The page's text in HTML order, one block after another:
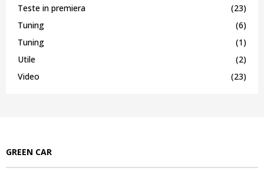
Teste in premiera
(23)
Tuning
(6)
Tuning
(1)
Utile
(2)
Video
(23)
GREEN CAR